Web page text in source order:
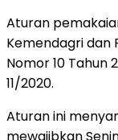
Aturan
Kemendagri dan
Nomor 10 Tahun
11/2020.
Aturan ini
mewajibkan